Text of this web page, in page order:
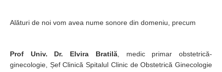
Alături de noi vom avea nume sonore din domeniu, precum
Prof Univ. Dr. Elvira Bratilă, medic primar obstetrică-
ginecologie, Șef Clinică Spitalul Clinic de Obstetrică Ginecologie